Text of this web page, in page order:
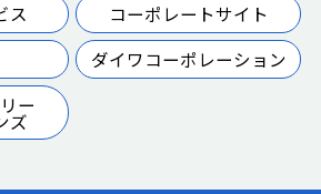
ス
コーポレートサイト
ダイワコーポレーション
ー
ズ